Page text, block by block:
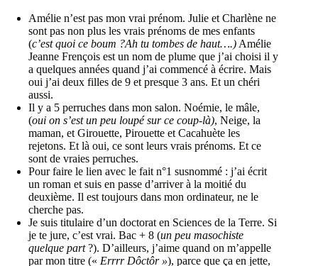
Amélie n’est pas mon vrai prénom. Julie et Charlène ne
sont pas non plus les vrais prénoms de mes enfants
(c’est quoi ce boum ?Ah tu tombes de haut….) Amélie
Jeanne Frençois est un nom de plume que j’ai choisi il y
a quelques années quand j’ai commencé à écrire. Mais
oui j’ai deux filles de 9 et presque 3 ans. Et un chéri
aussi.
Il y a 5 perruches dans mon salon. Noémie, le mâle,
(oui on s’est un peu loupé sur ce coup-là), Neige, la
maman, et Girouette, Pirouette et Cacahuète les
rejetons. Et là oui, ce sont leurs vrais prénoms. Et ce
sont de vraies perruches.
Pour faire le lien avec le fait n°1 susnommé : j’ai écrit
un roman et suis en passe d’arriver à la moitié du
deuxième. Il est toujours dans mon ordinateur, ne le
cherche pas.
Je suis titulaire d’un doctorat en Sciences de la Terre. Si
je te jure, c’est vrai. Bac + 8 (un peu masochiste
quelque part?). D’ailleurs, j’aime quand on m’appelle
par mon titre (« Errrr Dôctôr »), parce que ça en jette,